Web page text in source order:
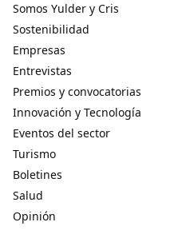
Somos Yulder y Cris
Sostenibilidad
Empresas
Entrevistas
Premios y convocatorias
Innovación y Tecnología
Eventos del sector
Turismo
Boletines
Salud
Opinión